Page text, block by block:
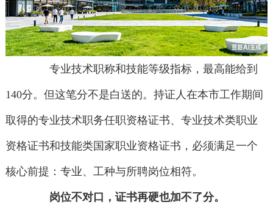
专业技术职称和技能等级指标，最高能给到
140分。但这笔分不是白送的。持证人在本市工作期间
取得的专业技术职务任职资格证书、专业技术类职业
资格证书和技能类国家职业资格证书，必须满足一个
核心前提：专业、工种与所聘岗位相符。
岗位不对口，证书再硬也加不了分。